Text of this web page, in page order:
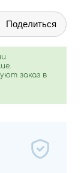
Поделиться
заказ в